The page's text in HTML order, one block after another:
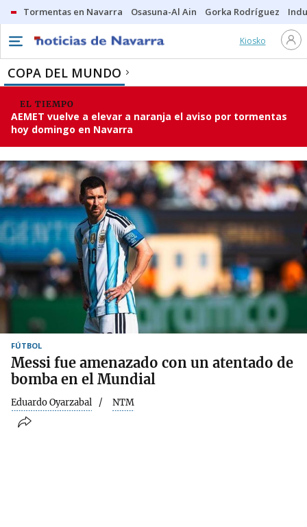
Tormentas en Navarra Osasuna-Al Ain Gorka Rodríguez
Kiosko
COPA DEL MUNDO
EL TIEMPO
AEMET vuelve a elevar a naranja el aviso por tormentas
hoy domingo en Navarra
FÚTBOL
Messi fue amenazado con un atentado de
bomba en el Mundial
Eduardo Oyarzabal NTM